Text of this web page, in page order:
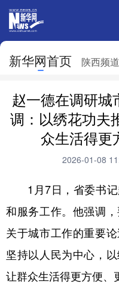
新华网首页 陕西频
北京 天津
辽宁 吉林
安徽
山东 河南
广东 广西
四川 贵州
陕西 甘肃
赵一德在调研城
调：以绣花功夫
众生活得更
2026-01-08
1月7日，省委书记
和服务工作。他强调
关于城市工作的重要
坚持以人民为中心，
让群众生活得更方便、